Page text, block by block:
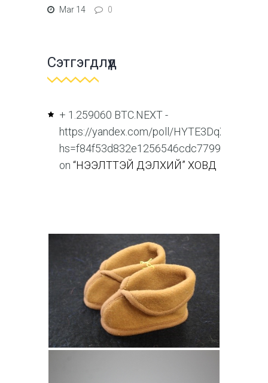
Mar 14 0
Сэтгэгдлүүд
+ 1.259060 BTC.NEXT -
https://yandex.com/poll/
hs=f84f53d832e1256546cdc77993a4553f&
on “НЭЭЛТТЭЙ ДЭЛХИЙ” ХОВД